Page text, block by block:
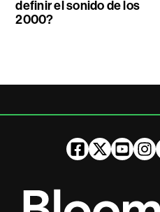
definir el sonido de los
2000?